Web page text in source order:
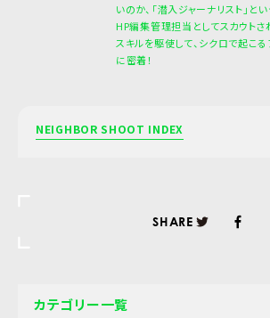
いのか、「潜入ジャーナリスト」と
HP編集管理担当としてスカウトさ
スキルを駆使して、シクロで起こ
に密着！
NEIGHBOR SHOOT INDEX
SHARE
カテゴリー一覧